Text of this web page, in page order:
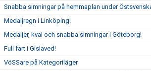
Snabba simningar på hemmaplan under
Medaljregn i Linköping!
Medaljer, kval och snabba simningar i Göteborg!
Full fart i Gislaved!
VöSSare på Kategoriläger